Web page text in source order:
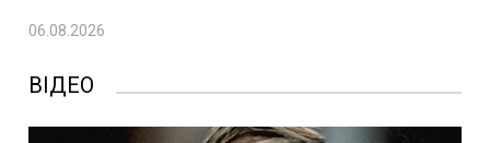
06.08.2026
ВІДЕО